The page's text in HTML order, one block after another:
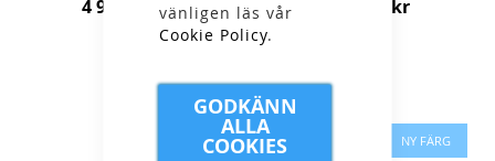
vänligen läs vår
Cookie Policy.
GODKÄNN
ALLA
COOKIES
4 999,00 kr 4 499,00 kr
NY FÄRG NY FÄRG